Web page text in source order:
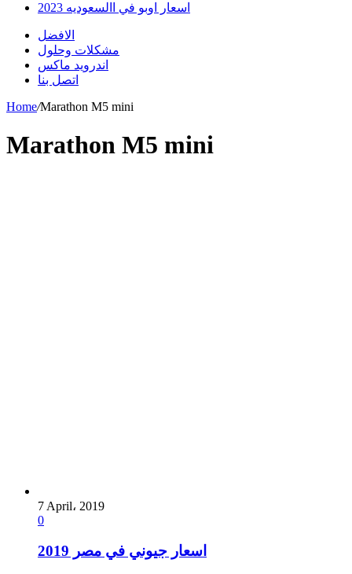
اسعار اوبو في االسعوديه 2023
الافضل
مشكلات وحلول
اندرويد ماكس
اتصل بنا
Home/Marathon M5 mini
Marathon M5 mini
7 April، 2019
0
اسعار جيوني في مصر 2019